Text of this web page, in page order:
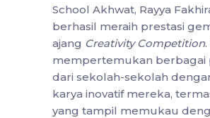
School Akhwat, Rayya
berhasil meraih prestasi
ajang Creativity Competition
mempertemukan berbagai
dari sekolah-sekolah
karya inovatif mereka,
yang tampil memukau